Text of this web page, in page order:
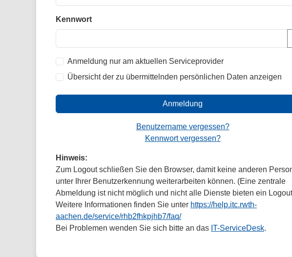
Kennwort
Anmeldung nur am aktuellen Serviceprovider
Übersicht der zu übermittelnden persönlichen Daten anzeigen
Anmeldung
Benutzername vergessen?
Kennwort vergessen?
Hinweis:
Zum Logout schließen Sie den Browser, damit keine anderen
unter Ihrer Benutzerkennung weiterarbeiten können. (Eine zentrale
Abmeldung ist nicht möglich und nicht alle Dienste bieten ein
Weitere Informationen finden Sie unter https://help.itc.rwth-
aachen.de/service/rhb2fhkpjhb7/faq/
Bei Problemen wenden Sie sich bitte an das IT-ServiceDesk.